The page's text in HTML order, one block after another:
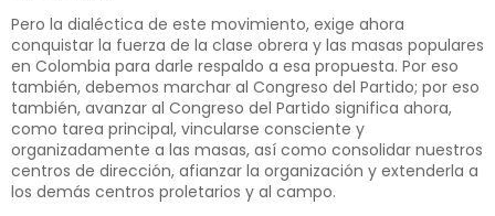
Pero la dialéctica de este movimiento, exige ahora
conquistar la fuerza de la clase obrera y las masas populares
en Colombia para darle respaldo a esa propuesta. Por eso
también, debemos marchar al Congreso del Partido; por eso
también, avanzar al Congreso del Partido significa ahora,
como tarea principal, vincularse consciente y
organizadamente a las masas, así como consolidar nuestros
centros de dirección, afianzar la organización y extenderla a
los demás centros proletarios y al campo.